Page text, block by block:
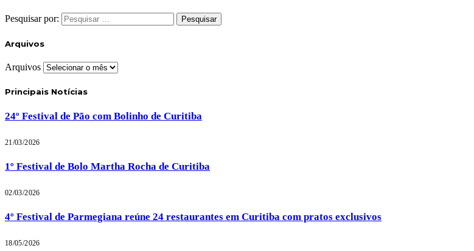
Pesquisar por:
Arquivos
Arquivos
Principais Notícias
24º Festival de Pão com Bolinho de Curitiba
21/03/2026
1º Festival de Bolo Martha Rocha de Curitiba
02/03/2026
4º Festival de Parmegiana reúne 24 restaurantes em Curitiba com pratos exclusivos
18/05/2026